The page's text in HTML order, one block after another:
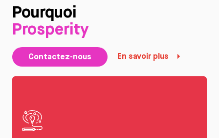
Pourquoi
Prosperity
Contactez-nous En savoir plus